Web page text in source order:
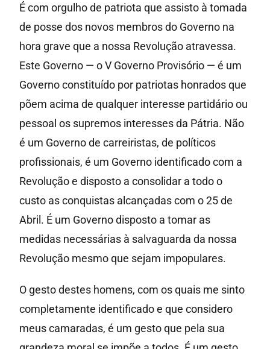
É com orgulho de patriota que assisto à tomada
de posse dos novos membros do Governo na
hora grave que a nossa Revolução atravessa.
Este Governo — o V Governo Provisório — é um
Governo constituído por patriotas honrados que
põem acima de qualquer interesse partidário ou
pessoal os supremos interesses da Pátria. Não
é um Governo de carreiristas, de políticos
profissionais, é um Governo identificado com a
Revolução e disposto a consolidar a todo o
custo as conquistas alcançadas com o 25 de
Abril. É um Governo disposto a tomar as
medidas necessárias à salvaguarda da nossa
Revolução mesmo que sejam impopulares.
O gesto destes homens, com os quais me sinto
completamente identificado e que considero
meus camaradas, é um gesto que pela sua